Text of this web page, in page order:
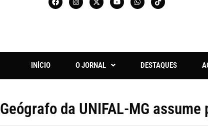
INÍCIO O JORNAL DESTAQUES
Geógrafo da UNIFAL-MG